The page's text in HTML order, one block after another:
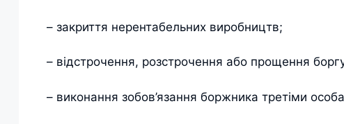
– закриття нерентабельних виробництв;
– відстрочення, розстрочення або прощення
– виконання зобов’язання боржника третіми